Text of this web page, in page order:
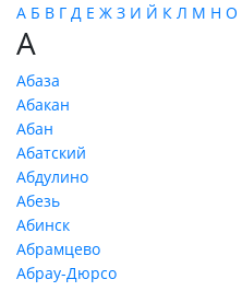
А Б В Г Д Е Ж З И Й К Л М Н О
А
Абаза
Абакан
Абан
Абатский
Абдулино
Абезь
Абинск
Абрамцево
Абрау-Дюрсо